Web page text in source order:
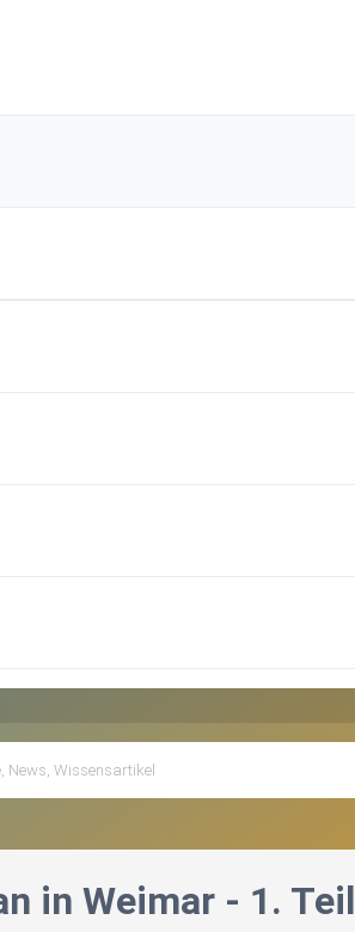
in Weimar - 1. Teil